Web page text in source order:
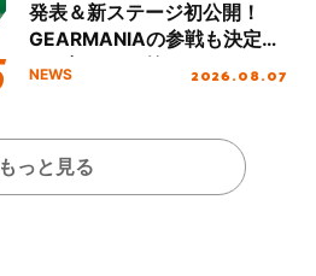
発表＆新ステージ初公開！
GEARMANIAの参戦も決定
し、初となる第3ステージの
NEWS 2026.08.07
もっと見る